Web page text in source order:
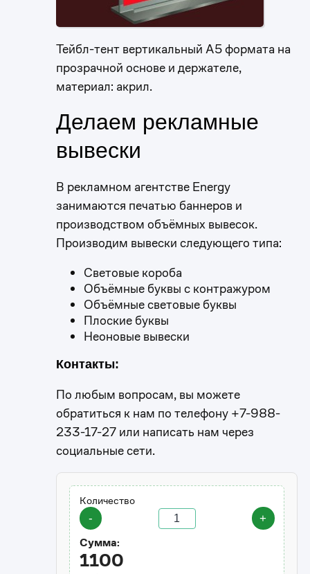
Тейбл-тент вертикальный А5 формата на
прозрачной основе и держателе,
материал: акрил.
Делаем рекламные
вывески
В рекламном агентстве Energy
занимаются печатью баннеров и
производством объёмных вывесок.
Производим вывески следующего типа:
Световые короба
Объёмные буквы с контражуром
Объёмные световые буквы
Плоские буквы
Неоновые вывески
Контакты:
По любым вопросам, вы можете
обратиться к нам по телефону +7-988-
233-17-27 или написать нам через
социальные сети.
Количество
-
+
Сумма:
1100